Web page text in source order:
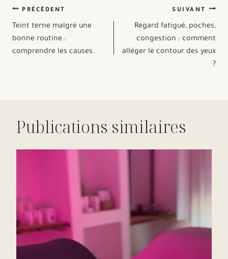
Navigation
de
PRÉCÉDENT
Teint terne malgré une
bonne routine :
comprendre les causes.
SUIVANT
Regard fatigué, poches,
congestion : comment
alléger le contour des yeux
?
Publications similaires